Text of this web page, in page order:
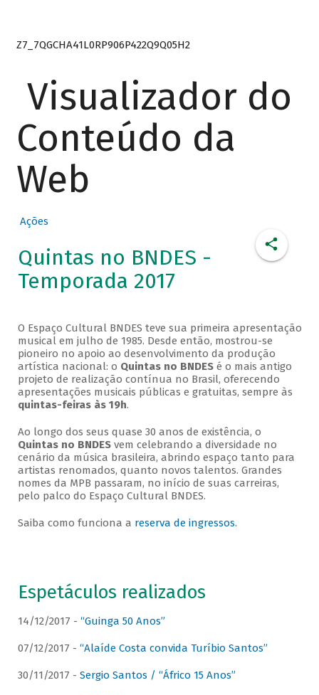
Z7_7QGCHA41L0RP906P422Q9Q05H2
Visualizador do
Conteúdo da
Web
Ações
Quintas no BNDES -
Temporada 2017
O Espaço Cultural BNDES teve sua primeira apresentação
musical em julho de 1985. Desde então, mostrou-se
pioneiro no apoio ao desenvolvimento da produção
artística nacional: o Quintas no BNDESé o mais antigo
projeto de realização contínua no Brasil, oferecendo
apresentações musicais públicas e gratuitas, sempre às
quintas-feiras às 19h.
Ao longo dos seus quase 30 anos de existência, o
Quintas no BNDESvem celebrando a diversidade no
cenário da música brasileira, abrindo espaço tanto para
artistas renomados, quanto novos talentos. Grandes
nomes da MPB passaram, no início de suas carreiras,
pelo palco do Espaço Cultural BNDES.
Saiba como funciona a reserva de ingressos.
Espetáculos realizados
14/12/2017 - “Guinga 50 Anos”
07/12/2017 - “Alaíde Costa convida Turíbio Santos”
30/11/2017 - Sergio Santos / “Áfrico 15 Anos”